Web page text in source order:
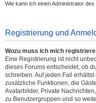
Wie kann ich einen Administrator
Registrierung und
Wozu muss ich mich
Eine Registrierung ist nicht
dieses Forums entscheidet, ob
schreiben. Auf jeden Fall
zusätzliche Funktionen, die
Avatarbilder, Private
zu Benutzergruppen und so